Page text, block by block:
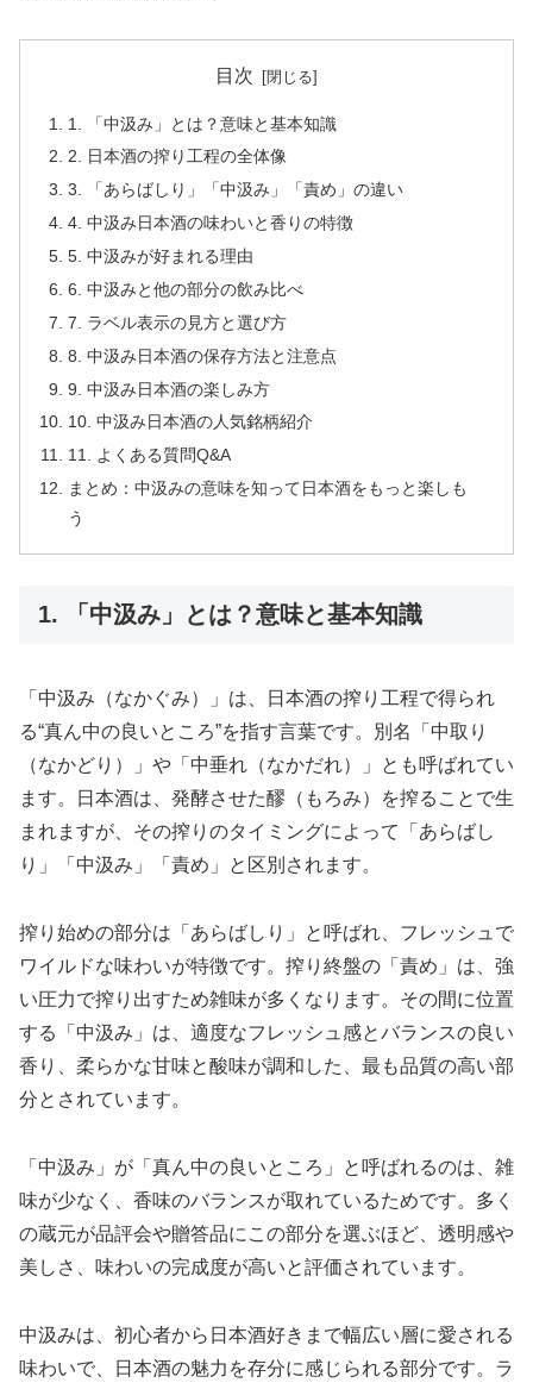
目次
1. 「中汲み」とは？意味と基本知識
2. 日本酒の搾り工程の全体像
3. 「あらばしり」「中汲み」「責め」の違い
4. 中汲み日本酒の味わいと香りの特徴
5. 中汲みが好まれる理由
6. 中汲みと他の部分の飲み比べ
7. ラベル表示の見方と選び方
8. 中汲み日本酒の保存方法と注意点
9. 中汲み日本酒の楽しみ方
10. 中汲み日本酒の人気銘柄紹介
11. よくある質問Q&A
まとめ：中汲みの意味を知って日本酒をもっと楽しも
う
1. 「中汲み」とは？意味と基本知識
「中汲み（なかぐみ）」は、日本酒の搾り工程で得られ
る“真ん中の良いところ”を指す言葉です。別名「中取り
（なかどり）」や「中垂れ（なかだれ）」とも呼ばれてい
ます。日本酒は、発酵させた醪（もろみ）を搾ることで生
まれますが、その搾りのタイミングによって「あらばし
り」「中汲み」「責め」と区別されます。
搾り始めの部分は「あらばしり」と呼ばれ、フレッシュで
ワイルドな味わいが特徴です。搾り終盤の「責め」は、強
い圧力で搾り出すため雑味が多くなります。その間に位置
する「中汲み」は、適度なフレッシュ感とバランスの良い
香り、柔らかな甘味と酸味が調和した、最も品質の高い部
分とされています。
「中汲み」が「真ん中の良いところ」と呼ばれるのは、雑
味が少なく、香味のバランスが取れているためです。多く
の蔵元が品評会や贈答品にこの部分を選ぶほど、透明感や
美しさ、味わいの完成度が高いと評価されています。
中汲みは、初心者から日本酒好きまで幅広い層に愛される
味わいで、日本酒の魅力を存分に感じられる部分です。ラ